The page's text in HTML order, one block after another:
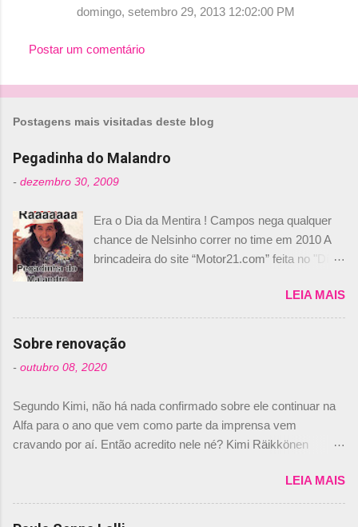
domingo, setembro 29, 2013 12:02:00 PM
Postar um comentário
Postagens mais visitadas deste blog
Pegadinha do Malandro
- dezembro 30, 2009
Era o Dia da Mentira ! Campos nega qualquer
chance de Nelsinho correr no time em 2010 A
brincadeira do site “Motor21.com” feita no "Día
de abril –, afirmando que Nelson Piquet havia
comprado 15% das ações da Campos, dando,
com isso, um lugar no time a Nelsinho Piquet,
foi esclarecida de uma vez por todas por
Daniele Audetto, diretor da escuderia. O
não será o companheiro de Bruno Senna em
2010. "Na verdade, nós recebemos uma oferta
de Piquet", admitiu Audetto. “Mas depois de ter
dois brasileiros”, explicou, dizendo ainda que
não tem nada contra o filho do tricampeão
LEIA MAIS
Sobre renovação
- outubro 08, 2020
Segundo Kimi, não há nada confirmado sobre ele continuar na
Alfa para o ano que vem como parte da imprensa vem
cravando por aí. Então acredito nele né? Kimi Räikkönen
truth but I’ve never had an option in my contract so that’s
should, pretty much, tell you that it’s not true." #Kimi7 #EifelGP
#AlfaRomeoRacing pic.twitter.com/77EDVn39Ia — Kimi
LEIA MAIS